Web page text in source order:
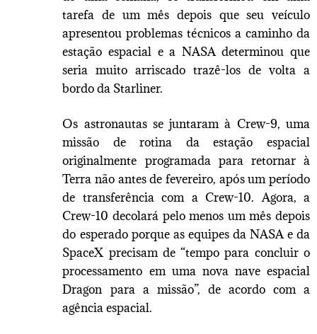
tarefa de um mês depois que seu veículo
apresentou problemas técnicos a caminho da
estação espacial e a NASA determinou que
seria muito arriscado trazê-los de volta a
bordo da Starliner.
Os astronautas se juntaram à Crew-9, uma
missão de rotina da estação espacial
originalmente programada para retornar à
Terra não antes de fevereiro, após um período
de transferência com a Crew-10. Agora, a
Crew-10 decolará pelo menos um mês depois
do esperado porque as equipes da NASA e da
SpaceX precisam de “tempo para concluir o
processamento em uma nova nave espacial
Dragon para a missão”, de acordo com a
agência espacial.